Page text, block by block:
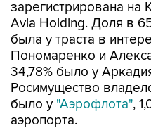
была у траста в
Пономаренко и
34,78% было у
Росимущество
было у "Аэрофлота",
аэропорта.
Шереметьево